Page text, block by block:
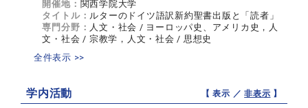
開催地： 関西学院大学
タイトル： ルターのドイツ語訳新約聖書出版と「読者」
専門分野： 人文・社会 / ヨーロッパ史、アメリカ史，人
文・社会 / 宗教学，人文・社会 / 思想史
全件表示 >>
学内活動 【 表示 ／非表示 】